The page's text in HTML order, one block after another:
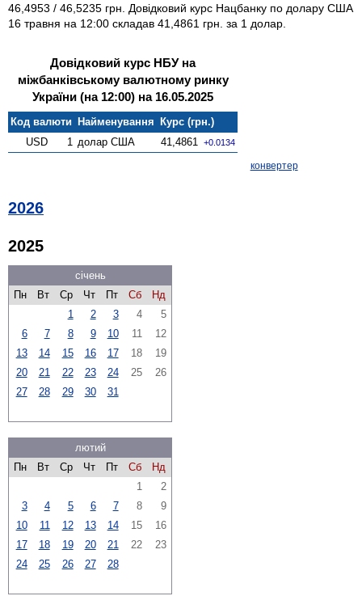
46,4953 / 46,5235 грн. Довідковий курс Нацбанку по долару США
16 травня на 12:00 складав 41,4861 грн. за 1 долар.
Довідковий курс НБУ на
міжбанківському валютному ринку
України (на 12:00) на 16.05.2025
Код валюти Найменування
Курс (грн.)
USD
1 долар США 41,4861 +0.0134
конвертер
2026
2025
січень
Пн
Вт Ср Чт Пт Сб
Нд
1
2 3 4
5
6
7 8 9 10 11
12
13
14 15 16 17 18
19
20
21 22 23 24 25
26
27
28 29 30 31
лютий
Пн
Вт Ср Чт Пт Сб
Нд
1
2
3
4 5 6 7 8
9
10
11 12 13 14 15
16
17
18 19 20 21 22
23
24
25 26 27 28